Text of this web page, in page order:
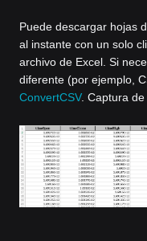
Puede descargar hojas
al instante con un solo
archivo de Excel. Si
diferente (por ejemplo,
ConvertCSV. Captura de